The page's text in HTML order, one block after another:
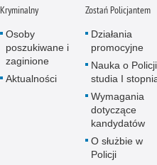
Kryminalny
Osoby
poszukiwane i
zaginione
Aktualności
Zostań Policjantem
Działania
promocyjne
Nauka o
studia I
Wymagania
dotyczące
kandydatów
O służbie w
Policji